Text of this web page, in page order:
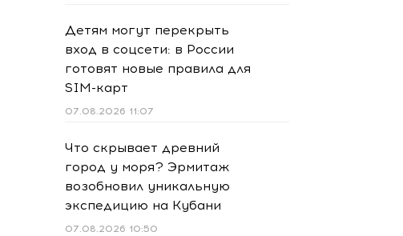
Детям могут перекрыть
вход в соцсети: в России
готовят новые правила для
SIM-карт
07.08.2026 11:07
Что скрывает древний
город у моря? Эрмитаж
возобновил уникальную
экспедицию на Кубани
07.08.2026 10:50